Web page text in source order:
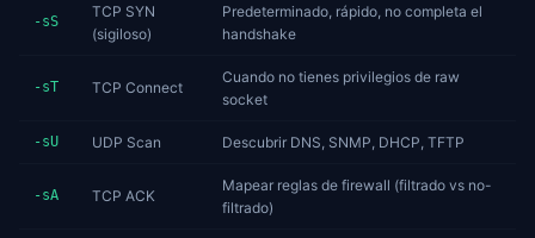
-sS
TCP SYN
(sigiloso)
Predeterminado, rápido, no completa el
handshake
-sT TCP Connect
Cuando no tienes privilegios de raw
socket
-sU UDP Scan Descubrir DNS, SNMP, DHCP, TFTP
-sA TCP ACK
Mapear reglas de firewall (filtrado vs no-
filtrado)